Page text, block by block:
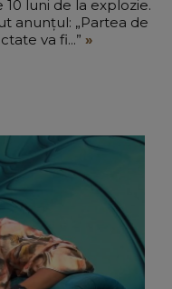
10 luni de la explozie.
anunțul: „Partea de
va fi...”